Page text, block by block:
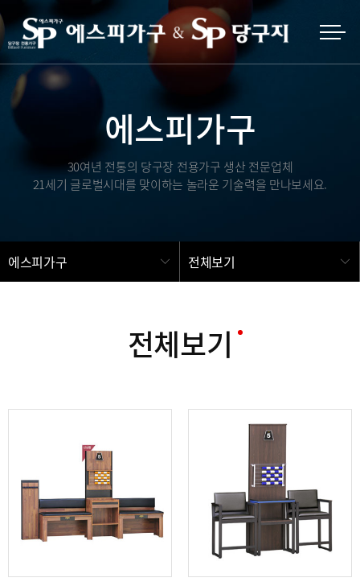
에스피가구
30여년 전통의 당구장 전용가구 생산 전문업체
21세기 글로벌시대를 맞이하는 놀라운 기술력을 만나보세요.
에스피가구 전체보기
전체보기